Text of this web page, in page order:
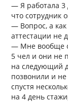
— Я работала 3
что сотрудник
— Вопрос, а
аттестации не
— Мне вообще
5 чел и они не
на следующий
позвонили и не
спустя
на 4 день